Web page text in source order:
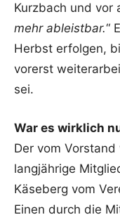
Kurzbach und vor
mehr ableistbar.“
Herbst erfolgen,
vorerst
sei.
War es wirklich
Der vom
langjährige
Käseberg vom
Einen durch die